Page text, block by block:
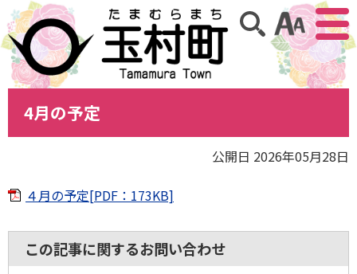
アクセ
サイト内検索
4月の予定
公開日 2026年05月28日
４月の予定[PDF：173KB]
この記事に関するお問い合わせ